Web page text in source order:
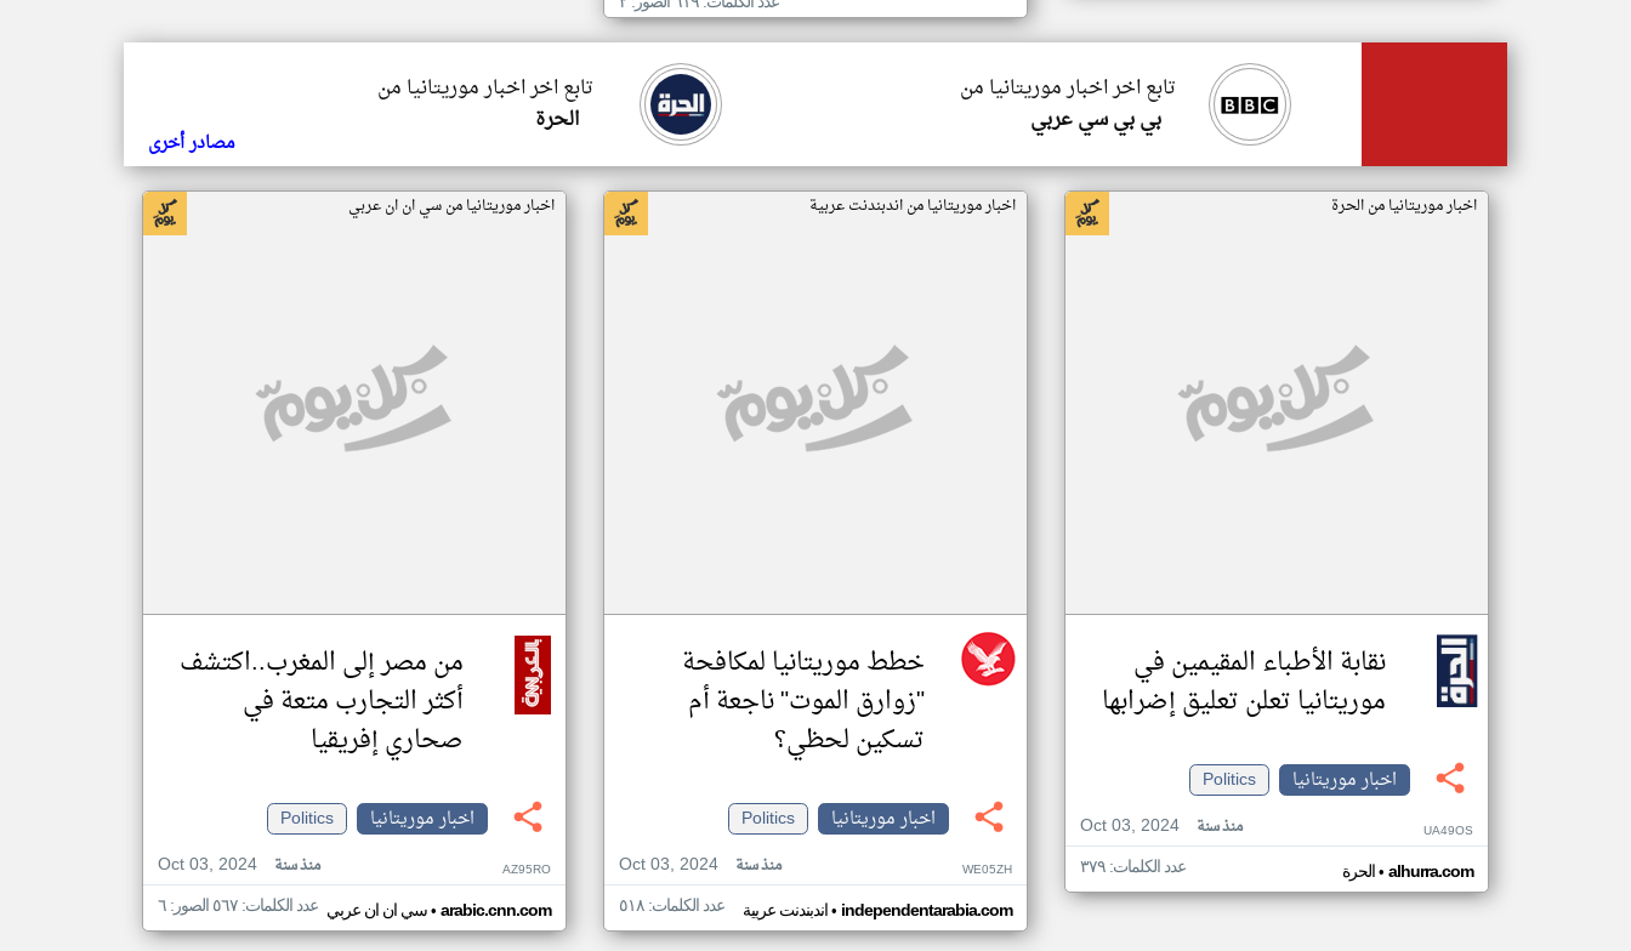
تابع اخر اخبار موريتانيا من
الحرة
تابع اخر اخبار موريتانيا من
بي بي سي عربي
مصادر أخرى
اخبار موريتانيا من الحرة
نقابة الأطباء المقيمين في
موريتانيا تعلن تعليق إضرابها
اخبار موريتانيا
Politics
Oct 03, 2024
منذ سنة UA49OS
الحرة• alhurra.com عدد الكلمات: ٣٧٩
اخبار موريتانيا من اندبندنت عربية
خطط موريتانيا لمكافحة
"زوارق الموت" ناجعة أم
تسكين لحظي؟
اخبار موريتانيا
Politics
Oct 03, 2024
منذ سنة WE05ZH
اندبندنت عربية• independentarabia.com عدد الكلمات: ٥١٨
اخبار موريتانيا من سي ان ان عربي
من مصر إلى المغرب..اكتشف
أكثر التجارب متعة في
صحاري إفريقيا
اخبار موريتانيا
Politics
Oct 03, 2024
منذ سنة AZ95RO
سي ان ان عربي• arabic.cnn.com عدد الكلمات: ٥٦٧ الصور: ٦